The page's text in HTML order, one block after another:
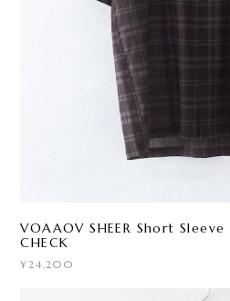
VOAAOV SHEER Short
CHECK
¥24,200